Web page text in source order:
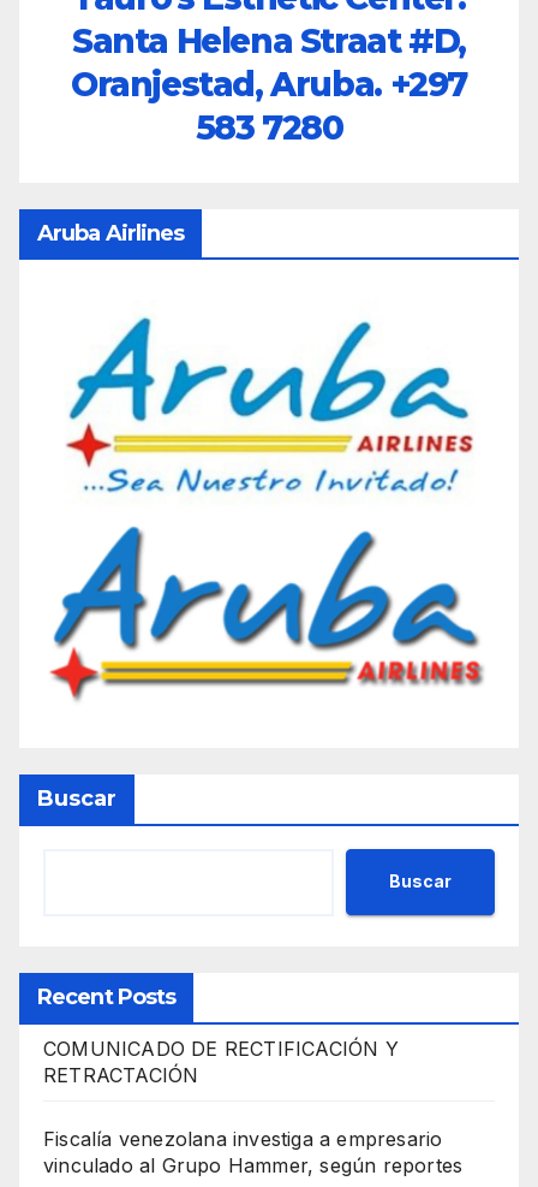
Santa Helena Straat #D,
Oranjestad, Aruba. +297
583 7280
Aruba Airlines
Buscar
Buscar
Recent Posts
COMUNICADO DE RECTIFICACIÓN Y
RETRACTACIÓN
Fiscalía venezolana investiga a empresario
vinculado al Grupo Hammer, según reportes